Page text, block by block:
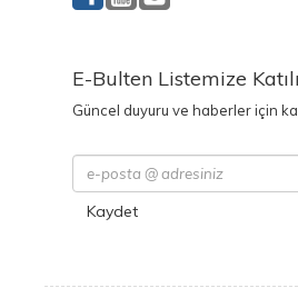
E-Bulten Listemize
Güncel duyuru ve haberler için
Kaydet